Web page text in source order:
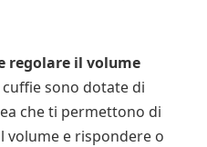
regolare il volume
cuffie sono dotate di
che ti permettono di
volume e rispondere o